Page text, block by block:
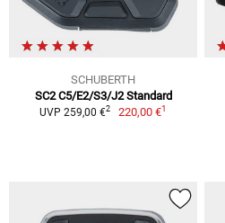
SCHUBERTH
SC2 C5/E2/S3/J2 Standard
UVP 259,00 €2 220,00 €1